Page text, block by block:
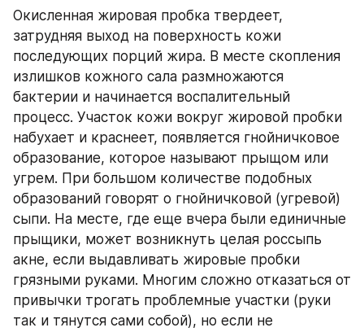
Окисленная жировая пробка твердеет,
затрудняя выход на поверхность кожи
последующих порций жира. В месте скопления
излишков кожного сала размножаются
бактерии и начинается воспалительный
процесс. Участок кожи вокруг жировой пробки
набухает и краснеет, появляется гнойничковое
образование, которое называют прыщом или
угрем. При большом количестве подобных
образований говорят о гнойничковой (угревой)
сыпи. На месте, где еще вчера были единичные
прыщики, может возникнуть целая россыпь
акне, если выдавливать жировые пробки
грязными руками. Многим сложно отказаться от
привычки трогать проблемные участки (руки
так и тянутся сами собой), но если не